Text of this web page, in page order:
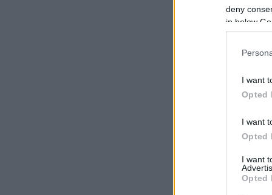
deny
in below
I want
Opted
I want
Opted
I want
Opted